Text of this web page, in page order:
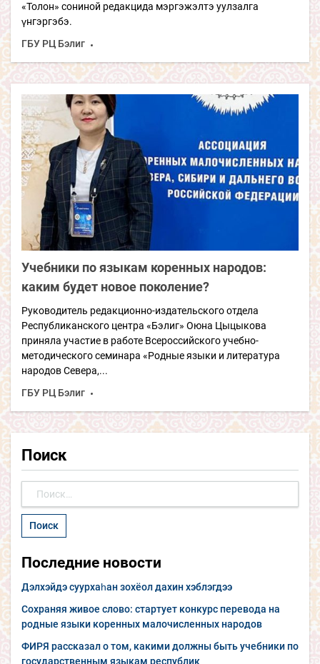
«Толон» сониной редакцида мэргэжэлтэ уулзалга
үнгэргэбэ.
ГБУ РЦ Бэлиг
Учебники по языкам коренных народов:
каким будет новое поколение?
Руководитель редакционно-издательского отдела
Республиканского центра «Бэлиг» Оюна Цыцыкова
приняла участие в работе Всероссийского учебно-
методического семинара «Родные языки и литература
народов Севера,...
ГБУ РЦ Бэлиг
Поиск
Последние новости
Дэлхэйдэ суурхаһан зохёол дахин хэблэгдээ
Сохраняя живое слово: стартует конкурс перевода на
родные языки коренных малочисленных народов
ФИРЯ рассказал о том, какими должны быть учебники по
государственным языкам республик